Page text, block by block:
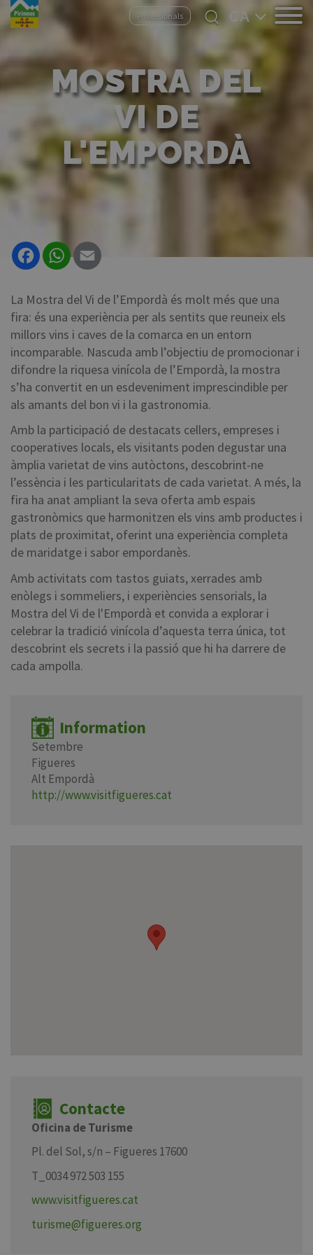
Vés
al
contingut
Professionals
Select
your
language
MOSTRA DEL
VI DE
L'EMPORDÀ
FacebookWhatsApp
La Mostra del Vi de l’Empordà és molt més que una
fira: és una experiència per als sentits que reuneix els
millors vins i caves de la comarca en un entorn
incomparable. Nascuda amb l’objectiu de promocionar i
difondre la riquesa vinícola de l’Empordà, la mostra
s’ha convertit en un esdeveniment imprescindible per
als amants del bon vi i la gastronomia.
Amb la participació de destacats cellers, empreses i
cooperatives locals, els visitants poden degustar una
àmplia varietat de vins autòctons, descobrint-ne
l’essència i les particularitats de cada varietat. A més, la
fira ha anat ampliant la seva oferta amb espais
gastronòmics que harmonitzen els vins amb productes i
plats de proximitat, oferint una experiència completa
de maridatge i sabor empordanès.
Amb activitats com tastos guiats, xerrades amb
enòlegs i sommeliers, i experiències sensorials, la
Mostra del Vi de l'Empordà et convida a explorar i
celebrar la tradició vinícola d’aquesta terra única, tot
descobrint els secrets i la passió que hi ha darrere de
cada ampolla.
Information
Setembre
Figueres
Alt Empordà
http://www.visitfigueres.cat
Contacte
Oficina de Turisme
Pl. del Sol, s/n – Figueres 17600
T_0034 972 503 155
www.visitfigueres.cat
turisme@figueres.org